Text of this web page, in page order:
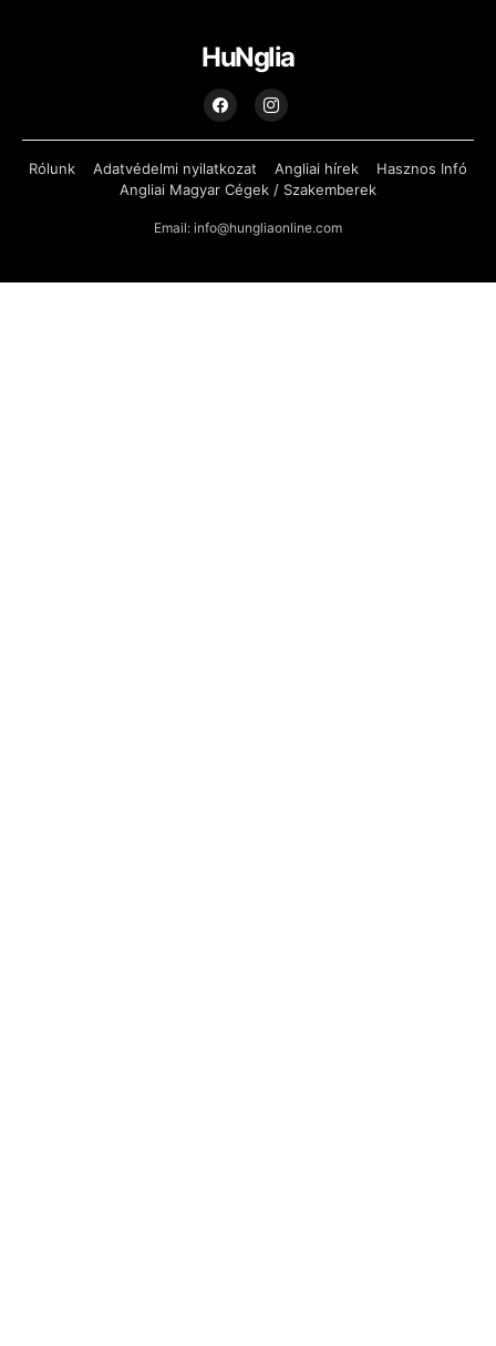
HuNglia
Rólunk Adatvédelmi nyilatkozat Angliai hírek
Hasznos Infó
Angliai Magyar Cégek / Szakemberek
Email: info@hungliaonline.com